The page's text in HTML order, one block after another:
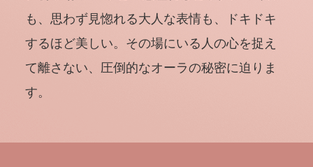
も、思わず見惚れる大人な表情も、ドキドキ
するほど美しい。その場にいる人の心を捉え
て離さない、圧倒的なオーラの秘密に迫りま
す。